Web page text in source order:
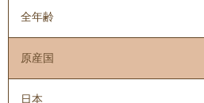
全年齢
原産国
日本